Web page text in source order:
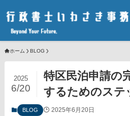
ホーム BLOG
特区民泊申請の
するためのステ
2025
6/20
BLOG 2025年6月20日